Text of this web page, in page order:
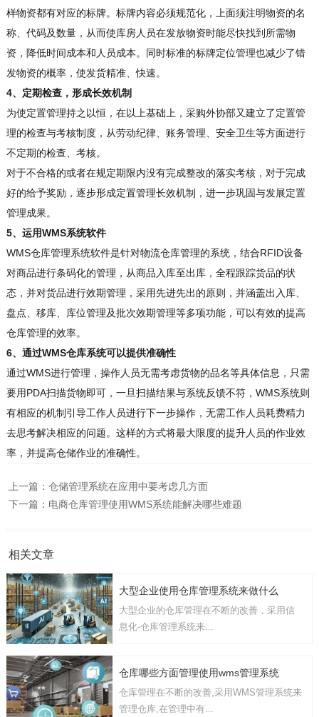
样物资都有对应的标牌。标牌内容必须规范化，上面须注明物资的名
称、代码及数量，从而使库房人员在发放物资时能尽快找到所需物
资，降低时间成本和人员成本。同时标准的标牌定位管理也减少了错
发物资的概率，使发货精准、快速。
4、定期检查，形成长效机制
为使定置管理持之以恒，在以上基础上，采购外协部又建立了定置管
理的检查与考核制度，从劳动纪律、账务管理、安全卫生等方面进行
不定期的检查、考核。
对于不合格的或者在规定期限内没有完成整改的落实考核，对于完成
好的给予奖励，逐步形成定置管理长效机制，进一步巩固与发展定置
管理成果。
5、运用WMS系统软件
WMS仓库管理系统软件是针对物流仓库管理的系统，结合RFID设备
对商品进行条码化的管理，从商品入库至出库，全程跟踪货品的状
态，并对货品进行效期管理，采用先进先出的原则，并涵盖出入库、
盘点、移库、库位管理及批次效期管理等多项功能，可以有效的提高
仓库管理的效率。
6、通过WMS仓库系统可以提供准确性
通过WMS进行管理，操作人员无需考虑货物的品名等具体信息，只需
要用PDA扫描货物即可，一旦扫描结果与系统反馈不符，WMS系统则
有相应的机制引导工作人员进行下一步操作，无需工作人员耗费精力
去思考解决相应的问题。这样的方式将最大限度的提升人员的作业效
率，并提高仓储作业的准确性。
上一篇： 仓储管理系统在应用中要考虑几方面
下一篇： 电商仓库管理使用WMS系统能解决哪些难题
相关文章
大型企业使用仓库管理系统来做什么
大型企业的仓库管理在不断的改善，采用信
息化-仓库管理系统来...
仓库哪些方面管理使用wms管理系统
仓库管理在不断的改善,采用WMS管理系统来
管理仓库,在管理中有...